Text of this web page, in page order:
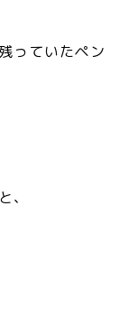
っていたペン
、